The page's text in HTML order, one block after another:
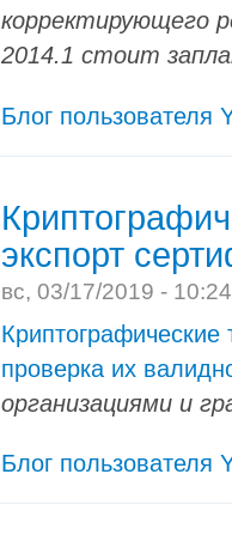
корректирующего
2014.1 стоит
Блог пользователя
экспорт
вс, 03/17/2019 -
Криптографические
проверка их
организациями и
Блог пользователя